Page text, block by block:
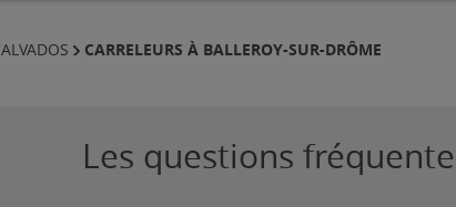
CARRELEURS À BALLEROY-SUR-DRÔME
Les questions